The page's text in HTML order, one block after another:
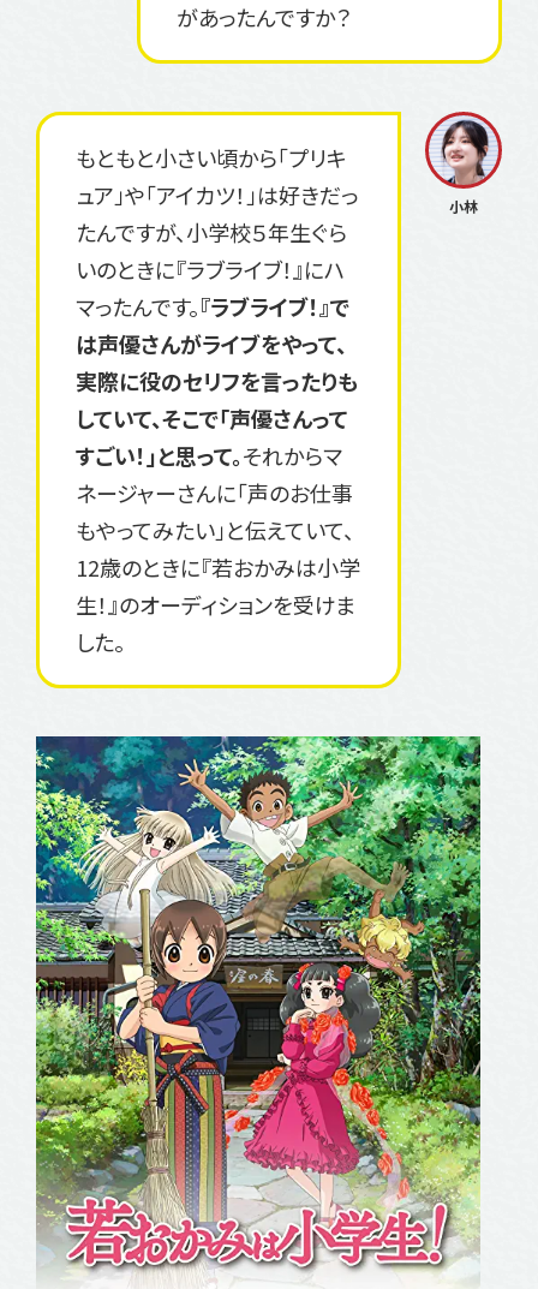
があったんですか？
もともと小さい頃から「プリキ
ュア」や「アイカツ！」は好きだっ
たんですが、小学校５年生ぐら
いのときに『ラブライブ！』にハ
マったんです。『ラブライブ！』で
は声優さんがライブをやって、
実際に役のセリフを言ったりも
していて、そこで「声優さんって
すごい！」と思って。それからマ
ネージャーさんに「声のお仕事
もやってみたい」と伝えていて、
12歳のときに『若おかみは小学
生！』のオーディションを受けま
した。